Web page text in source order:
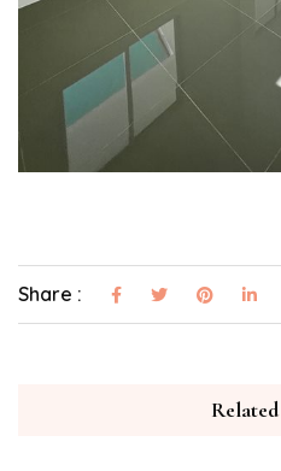
Share :